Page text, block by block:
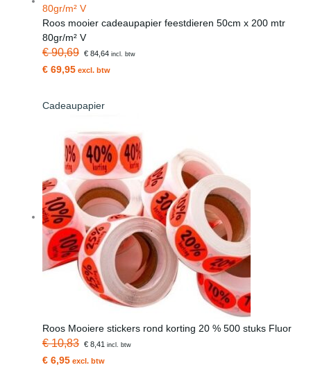
Roos mooier cadeaupapier feestdieren 50cm x 200 mtr
80gr/m² V
€ 90,69 € 84,64incl. btw
€ 69,95 excl. btw
Cadeaupapier
Roos Mooiere stickers rond korting 20 % 500 stuks Fluor
€ 10,83 € 8,41incl. btw
€ 6,95 excl. btw